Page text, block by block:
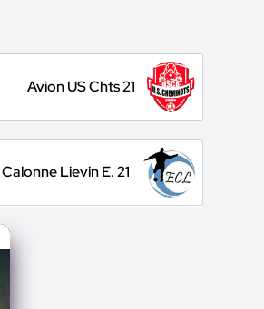
Avion US Chts 21
Calonne Lievin E. 21